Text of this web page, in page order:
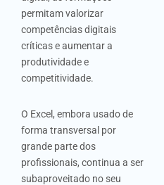
permitam valorizar
competências digitais
críticas e aumentar a
produtividade e
competitividade.
O Excel, embora usado de
forma transversal por
grande parte dos
profissionais, continua a ser
subaproveitado no seu